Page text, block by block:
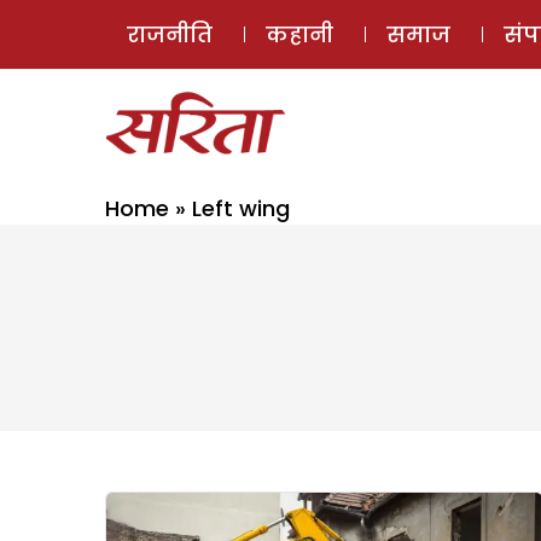
राजनीति कहानी समाज
Home » Left wing